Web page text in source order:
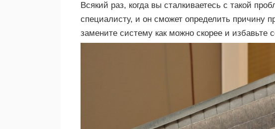
Всякий раз, когда вы сталкиваетесь с такой
специалисту, и он сможет определить причину
замените систему как можно скорее и избавьте